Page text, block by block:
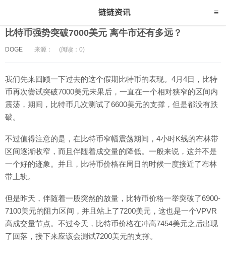
比特币强势突破7000美元 离牛市还有多远？
DOGE 来源： (阅读：0)
我们先来回顾一下过去的这个假期比特币的表现。4月4日，比特
币再次尝试突破7000美元未果后，一直在一个相对狭窄的区间内
震荡，期间，比特币几次测试了6600美元的支撑，但是都没有跌
破。
不过值得注意的是，在比特币窄幅震荡期间，4小时K线的布林带
区间逐渐收窄，而且伴随着成交量的降低。一般来说，这并不是
一个好的迹象。并且，比特币价格在周日的时候一度接近了布林
带上轨。
但是昨天，伴随着一股突然的放量，比特币价格一举突破了6900-
7100美元的阻力区间，并且站上了7200美元，这也是一个VPVR
高成交量节点。不过今天，比特币价格在冲高7454美元之后出现
了回落，接下来应该会测试7200美元的支撑。